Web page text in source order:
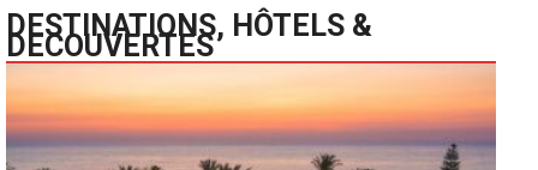
DESTINATIONS, HÔTELS &
DECOUVERTES